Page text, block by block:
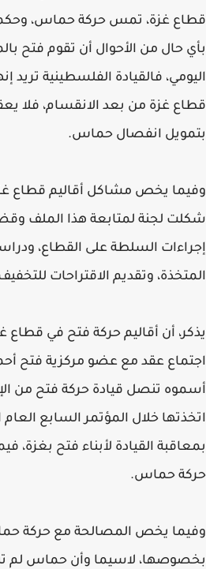
قطاع غزة، تمس حركة حماس،
بأي حال من الأحوال أن تقوم فتح
اليومي، فالقيادة الفلسطينية تريد
قطاع غزة من بعد الانقسام، فلا
بتمويل انفصال حماس.
وفيما يخص مشاكل أقاليم قطاع
شكلت لجنة لمتابعة هذا الملف
إجراءات السلطة على القطاع،
المتخذة، وتقديم الاقتراحات
يذكر، أن أقاليم حركة فتح في قطاع
اجتماع عقد مع عضو مركزية فتح
أسموه تنصل قيادة حركة فتح من
اتخذتها خلال المؤتمر السابع
بمعاقبة القيادة لأبناء فتح بغزة،
حركة حماس.
وفيما يخص المصالحة مع حركة
بخصوصها، لاسيما وأن حماس لم